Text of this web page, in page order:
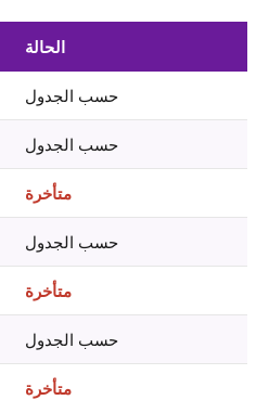
الحالة
حسب الجدول
حسب الجدول
متأخرة
حسب الجدول
متأخرة
حسب الجدول
متأخرة